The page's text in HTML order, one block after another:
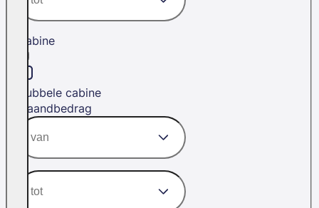
Cabine
Dubbele cabine
Maandbedrag